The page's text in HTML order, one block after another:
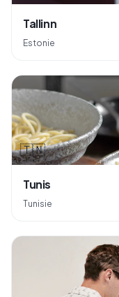
Tallinn
Estonie
🇹🇳
Tunis
Tunisie